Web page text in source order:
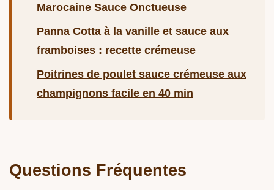
Marocaine Sauce Onctueuse
Panna Cotta à la vanille et sauce aux
framboises : recette crémeuse
Poitrines de poulet sauce crémeuse aux
champignons facile en 40 min
Questions Fréquentes